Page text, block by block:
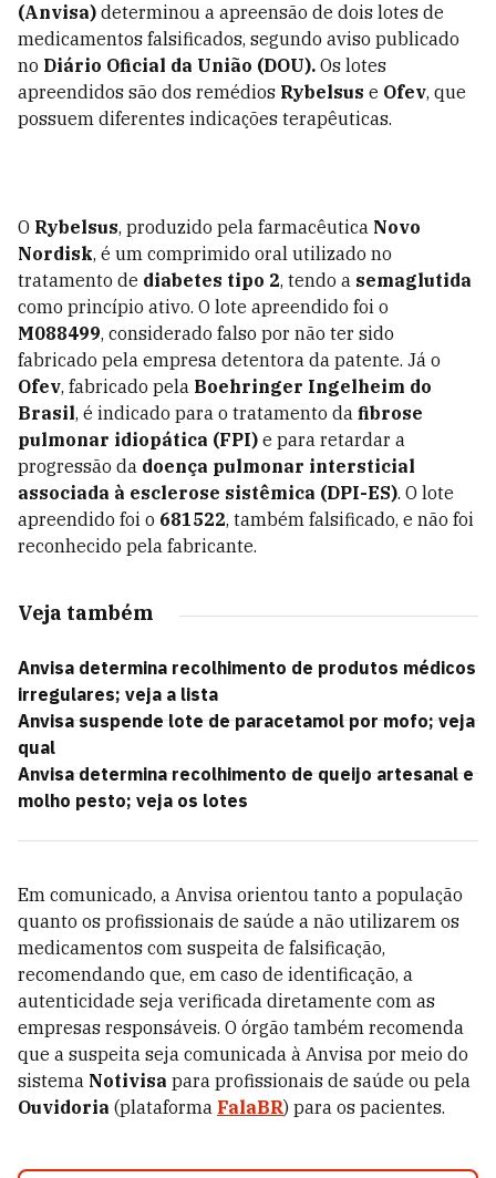
(Anvisa) determinou a apreensão de dois lotes de
medicamentos falsificados, segundo aviso publicado
no Diário Oficial da União (DOU). Os lotes
apreendidos são dos remédios Rybelsus e Ofev, que
possuem diferentes indicações terapêuticas.
O Rybelsus, produzido pela farmacêutica Novo
Nordisk, é um comprimido oral utilizado no
tratamento de diabetes tipo 2, tendo a semaglutida
como princípio ativo. O lote apreendido foi o
M088499, considerado falso por não ter sido
fabricado pela empresa detentora da patente. Já o
Ofev, fabricado pela Boehringer Ingelheim do
Brasil, é indicado para o tratamento da fibrose
pulmonar idiopática (FPI) e para retardar a
progressão da doença pulmonar intersticial
associada à esclerose sistêmica (DPI-ES). O lote
apreendido foi o 681522, também falsificado, e não foi
reconhecido pela fabricante.
Veja também
Anvisa determina recolhimento de produtos médicos
irregulares; veja a lista
Anvisa suspende lote de paracetamol por mofo; veja
qual
Anvisa determina recolhimento de queijo artesanal e
molho pesto; veja os lotes
Em comunicado, a Anvisa orientou tanto a população
quanto os profissionais de saúde a não utilizarem os
medicamentos com suspeita de falsificação,
recomendando que, em caso de identificação, a
autenticidade seja verificada diretamente com as
empresas responsáveis. O órgão também recomenda
que a suspeita seja comunicada à Anvisa por meio do
sistema Notivisa para profissionais de saúde ou pela
Ouvidoria (plataforma FalaBR) para os pacientes.